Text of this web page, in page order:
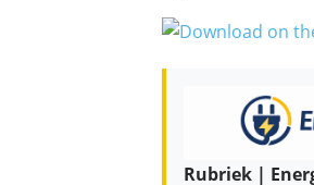
Rubriek |